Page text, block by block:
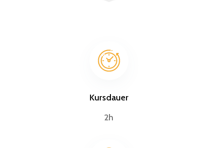
Kursdauer
2h